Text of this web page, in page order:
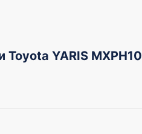
YARIS MXPH10